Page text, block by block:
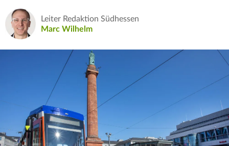
Leiter Redaktion Südhessen
Marc Wilhelm